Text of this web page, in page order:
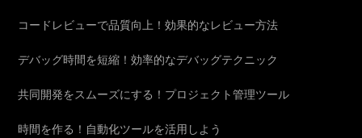
コードレビューで品質向上！効果的なレビュー方法
デバッグ時間を短縮！効率的なデバッグテクニック
共同開発をスムーズにする！プロジェクト管理ツール
時間を作る！自動化ツールを活用しよう